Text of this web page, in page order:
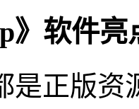
》软件亮
是正版